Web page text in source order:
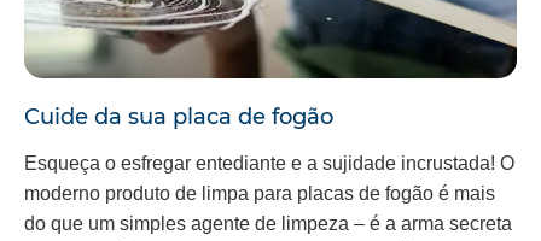
Cuide da sua placa de fogão
Esqueça o esfregar entediante e a sujidade incrustada! O
moderno produto de limpa para placas de fogão é mais
do que um simples agente de limpeza – é a arma secreta